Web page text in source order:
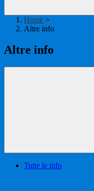
Home >
Altre info
Altre info
Tutte le info